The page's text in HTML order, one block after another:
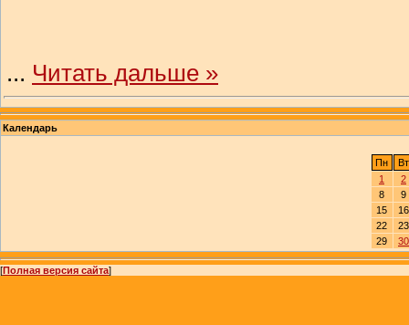
... Читать дальше »
Календарь
Пн
Вт
1
2
8
9
15
16
22
23
29
30
[Полная версия сайта]